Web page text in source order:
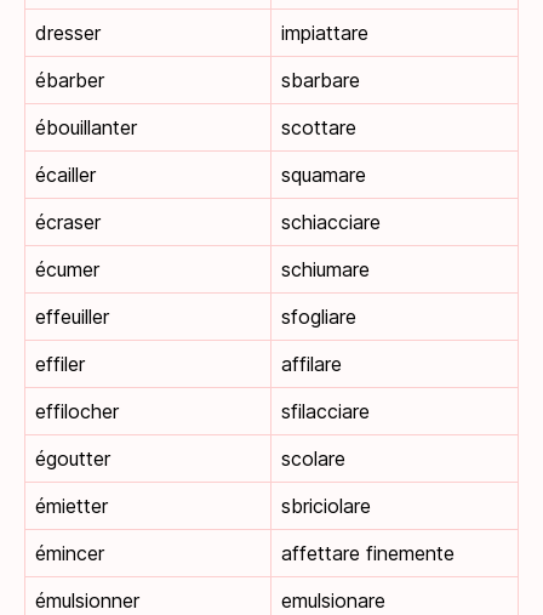
dresser
impiattare
ébarber
sbarbare
ébouillanter
scottare
écailler
squamare
écraser
schiacciare
écumer
schiumare
effeuiller
sfogliare
effiler
affilare
effilocher
sfilacciare
égoutter
scolare
émietter
sbriciolare
émincer
affettare finemente
émulsionner
emulsionare